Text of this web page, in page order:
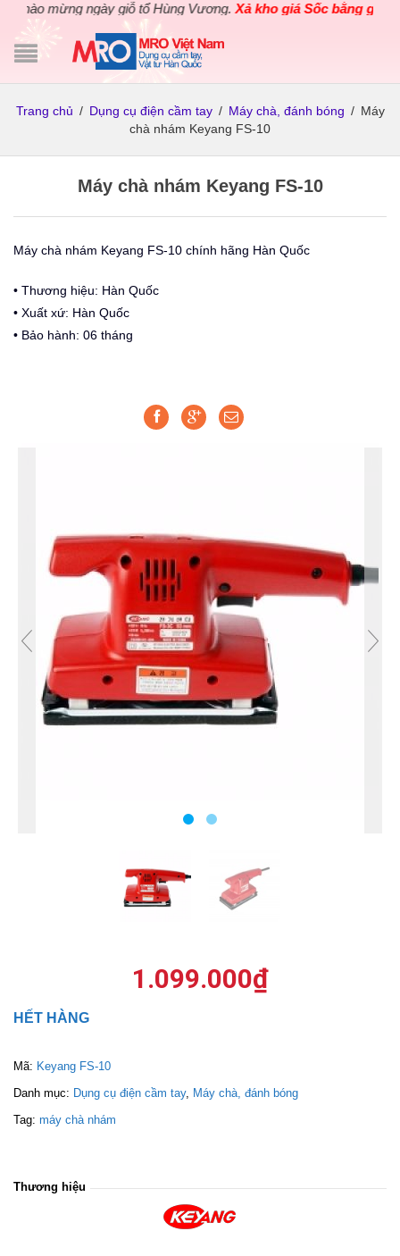
mừng ngày giỗ tổ Hùng Vương.Xả kho giá Sốc bằng giá Gốc
Trang chủ / Dụng cụ điện cầm tay / Máy chà, đánh bóng / Máy
chà nhám Keyang FS-10
Máy chà nhám Keyang FS-10
Máy chà nhám Keyang FS-10 chính hãng Hàn Quốc
• Thương hiệu: Hàn Quốc
• Xuất xứ: Hàn Quốc
• Bảo hành: 06 tháng
1.099.000₫
HẾT HÀNG
Mã: Keyang FS-10
Danh mục: Dụng cụ điện cầm tay, Máy chà, đánh bóng
Tag: máy chà nhám
Thương hiệu